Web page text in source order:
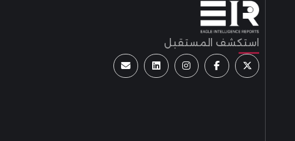
استكشف المستقبل